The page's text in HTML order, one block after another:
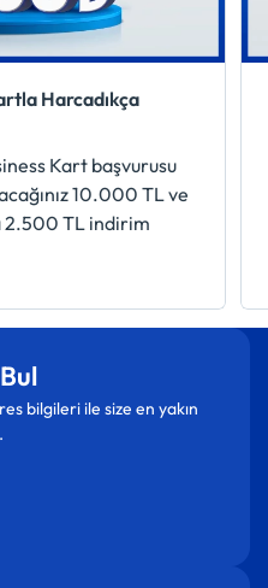
Harcadıkça
Kart başvurusu
10.000 TL ve
2.500 TL indirim
bilgileri ile size en yakın